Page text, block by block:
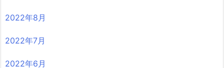
2022年8月
2022年7月
2022年6月